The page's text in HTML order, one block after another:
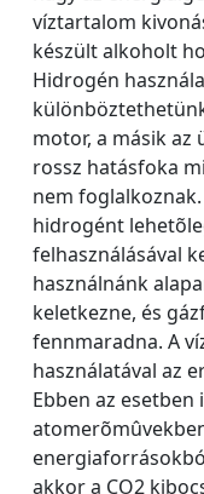
víztartalom
készült alkoholt
Hidrogén
motor, a másik az
rossz hatásfoka
nem
hidrogént
felhasználásával
használnánk
keletkezne, és
fennmaradna. A
használatával az
Ebben az
akkor a CO2